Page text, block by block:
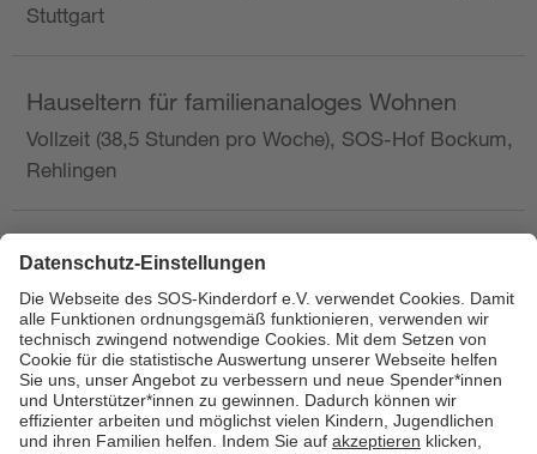
Stuttgart
Hauseltern für familienanaloges Wohnen
Vollzeit (38,5 Stunden pro Woche), SOS-Hof Bockum,
Rehlingen
Hauswirtschafterin / Köchin (m/w/d) als
Ausbilderin (m/w/d) im Bereich
Nahrungszubereitung
in Vollzeit (38,5 Std./Wo.), SOS-Kinderdorf
Saarbrücken, Saarbrücken